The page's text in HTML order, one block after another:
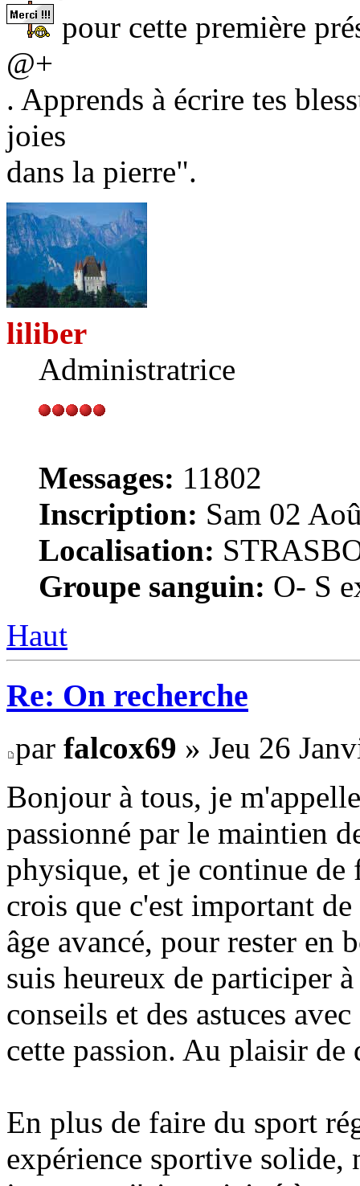
pour cette première
@+
. Apprends à écrire tes
joies
dans la pierre".
liliber
Administratrice
Messages: 11802
Inscription: Sam 02
Localisation:
Groupe sanguin: O- S
Haut
Re: On recherche
par falcox69 » Jeu 26
Bonjour à tous, je
passionné par le maintien
physique, et je continue de
crois que c'est important
âge avancé, pour rester en
suis heureux de participer
conseils et des astuces
cette passion. Au plaisir de
En plus de faire du sport
expérience sportive solide,